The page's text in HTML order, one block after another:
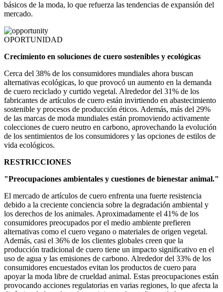
básicos de la moda, lo que refuerza las tendencias de expansión del
mercado.
OPORTUNIDAD
Crecimiento en soluciones de cuero sostenibles y ecológicas
Cerca del 38% de los consumidores mundiales ahora buscan
alternativas ecológicas, lo que provocó un aumento en la demanda
de cuero reciclado y curtido vegetal. Alrededor del 31% de los
fabricantes de artículos de cuero están invirtiendo en abastecimiento
sostenible y procesos de producción éticos. Además, más del 29%
de las marcas de moda mundiales están promoviendo activamente
colecciones de cuero neutro en carbono, aprovechando la evolución
de los sentimientos de los consumidores y las opciones de estilos de
vida ecológicos.
RESTRICCIONES
"Preocupaciones ambientales y cuestiones de bienestar animal."
El mercado de artículos de cuero enfrenta una fuerte resistencia
debido a la creciente conciencia sobre la degradación ambiental y
los derechos de los animales. Aproximadamente el 41% de los
consumidores preocupados por el medio ambiente prefieren
alternativas como el cuero vegano o materiales de origen vegetal.
Además, casi el 36% de los clientes globales creen que la
producción tradicional de cuero tiene un impacto significativo en el
uso de agua y las emisiones de carbono. Alrededor del 33% de los
consumidores encuestados evitan los productos de cuero para
apoyar la moda libre de crueldad animal. Estas preocupaciones están
provocando acciones regulatorias en varias regiones, lo que afecta la